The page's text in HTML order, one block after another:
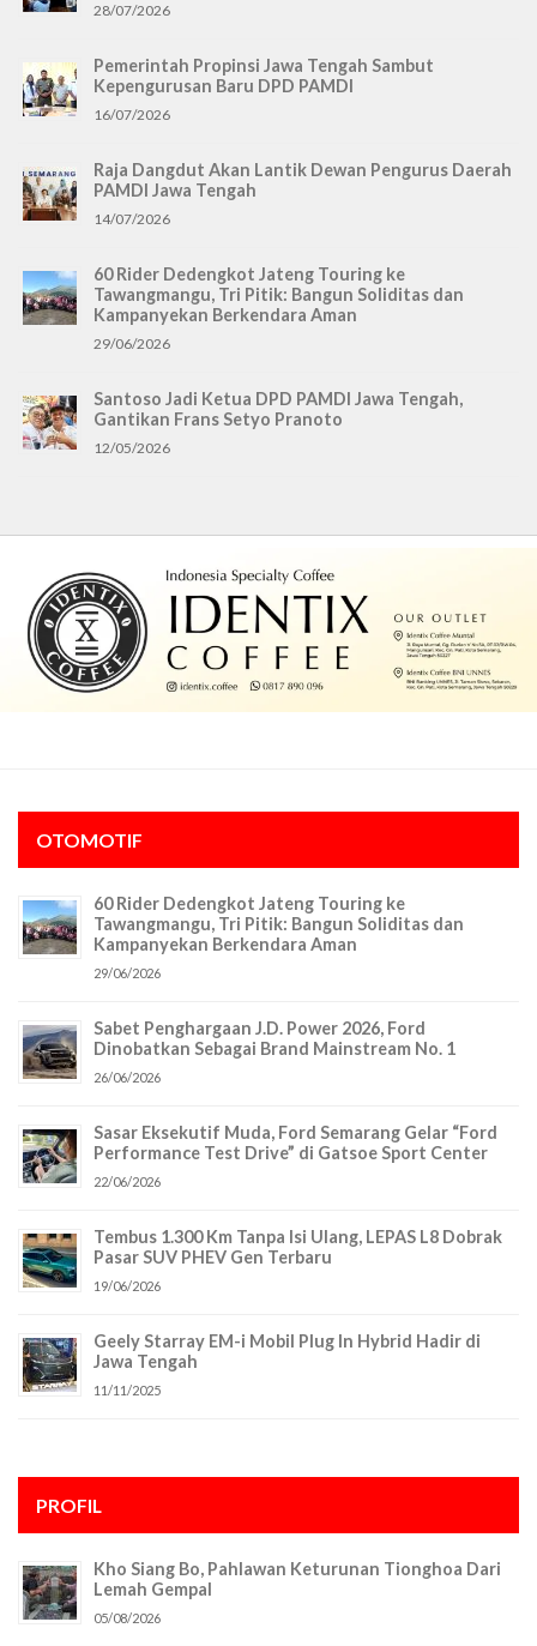
28/07/2026
Pemerintah Propinsi Jawa Tengah Sambut
Kepengurusan Baru DPD PAMDI
16/07/2026
Raja Dangdut Akan Lantik Dewan Pengurus Daerah
PAMDI Jawa Tengah
14/07/2026
60 Rider Dedengkot Jateng Touring ke
Tawangmangu, Tri Pitik: Bangun Soliditas dan
Kampanyekan Berkendara Aman
29/06/2026
Santoso Jadi Ketua DPD PAMDI Jawa Tengah,
Gantikan Frans Setyo Pranoto
12/05/2026
OTOMOTIF
60 Rider Dedengkot Jateng Touring ke
Tawangmangu, Tri Pitik: Bangun Soliditas dan
Kampanyekan Berkendara Aman
29/06/2026
Sabet Penghargaan J.D. Power 2026, Ford
Dinobatkan Sebagai Brand Mainstream No. 1
26/06/2026
Sasar Eksekutif Muda, Ford Semarang Gelar “Ford
Performance Test Drive” di Gatsoe Sport Center
22/06/2026
Tembus 1.300 Km Tanpa Isi Ulang, LEPAS L8 Dobrak
Pasar SUV PHEV Gen Terbaru
19/06/2026
Geely Starray EM-i Mobil Plug In Hybrid Hadir di
Jawa Tengah
11/11/2025
PROFIL
Kho Siang Bo, Pahlawan Keturunan Tionghoa Dari
Lemah Gempal
05/08/2026